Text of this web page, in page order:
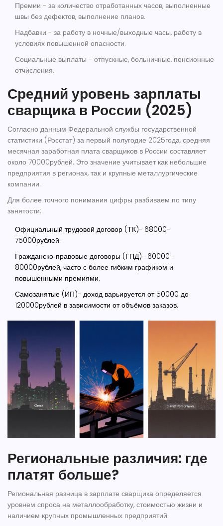
Премии - за количество отработанных часов, выполненные
швы без дефектов, выполнение планов.
Надбавки - за работу в ночные/выходные часы, работу в
условиях повышенной опасности.
Социальные выплаты - отпускные, больничные, пенсионные
отчисления.
Средний уровень зарплаты
сварщика в России (2025)
Согласно данным Федеральной службы государственной
статистики (Росстат) за первый полугодие 2025года, средняя
месячная заработная плата сварщиков в России составляет
около 70000рублей. Это значение учитывает как небольшие
предприятия в регионах, так и крупные металлургические
компании.
Для более точного понимания цифры разбиваем по типу
занятости:
Официальный трудовой договор (ТК)- 68000-
75000рублей.
Гражданско‑правовые договоры (ГПД)- 60000-
80000рублей, часто с более гибким графиком и
повышенными премиями.
Самозанятые (ИП)- доход варьируется от 50000 до
120000рублей в зависимости от объёмов заказов.
Региональные различия: где
платят больше?
Региональная разница в зарплате сварщика определяется
уровнем спроса на металлообработку, стоимостью жизни и
наличием крупных промышленных предприятий.